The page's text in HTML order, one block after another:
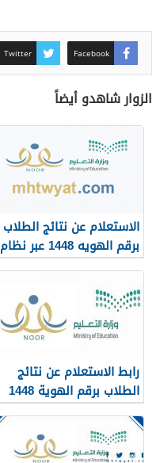
Facebook
Twitter
الزوار شاهدو أيضاً
الاستعلام عن نتائج الطلاب
برقم الهويه 1448 عبر نظام
نور noor.moe.gov.sa
رابط الاستعلام عن نتائج
الطلاب برقم الهوية 1448
عبر نظام نور
noor.moe.gov.sa